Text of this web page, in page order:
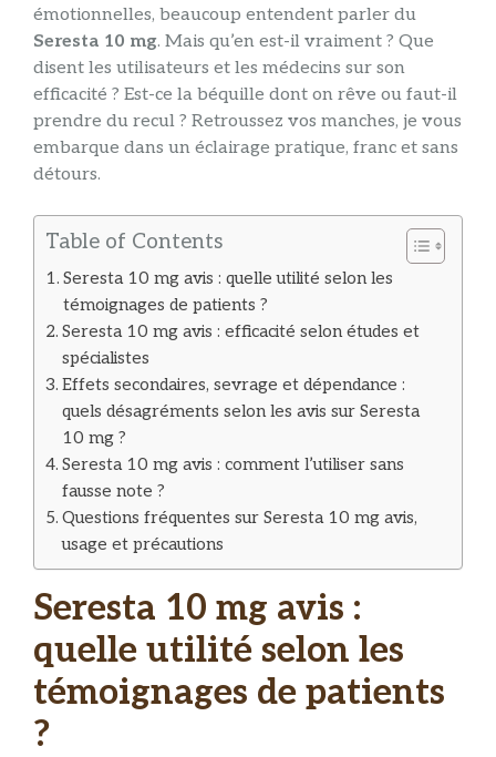
émotionnelles, beaucoup entendent parler du
Seresta 10 mg. Mais qu’en est-il vraiment ? Que
disent les utilisateurs et les médecins sur son
efficacité ? Est-ce la béquille dont on rêve ou faut-il
prendre du recul ? Retroussez vos manches, je vous
embarque dans un éclairage pratique, franc et sans
détours.
Table of Contents
Seresta 10 mg avis : quelle utilité selon les
témoignages de patients ?
Seresta 10 mg avis : efficacité selon études et
spécialistes
Effets secondaires, sevrage et dépendance :
quels désagréments selon les avis sur Seresta
10 mg ?
Seresta 10 mg avis : comment l’utiliser sans
fausse note ?
Questions fréquentes sur Seresta 10 mg avis,
usage et précautions
Seresta 10 mg avis :
quelle utilité selon les
témoignages de patients
?